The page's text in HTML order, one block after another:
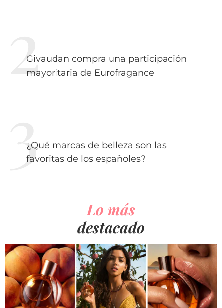
Givaudan compra una participación
mayoritaria de Eurofragance
¿Qué marcas de belleza son las
favoritas de los españoles?
Lo más
destacado